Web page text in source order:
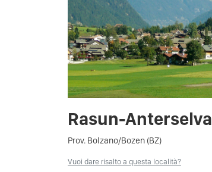
Rasun-Anterselva
Prov. Bolzano/Bozen (BZ)
Vuoi dare risalto a questa località?